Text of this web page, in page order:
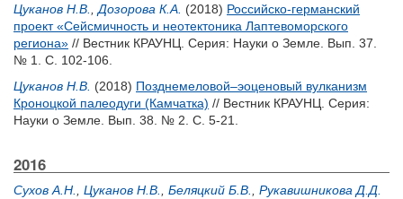
Цуканов Н.В.
Дозорова К.А. (2018) Российско-германский
проект «Сейсмичность и неотектоника Лаптевоморского
региона» // Вестник КРАУНЦ. Серия: Науки о Земле. Вып. 37.
№ 1. С. 102-106.
Цуканов Н.В. (2018) Позднемеловой–эоценовый вулканизм
Кроноцкой палеодуги (Камчатка) // Вестник КРАУНЦ. Серия:
Науки о Земле. Вып. 38. № 2. С. 5-21.
2016
Сухов А.Н. Цуканов Н.В. Беляцкий Б.В.
Рукавишникова Д.Д.